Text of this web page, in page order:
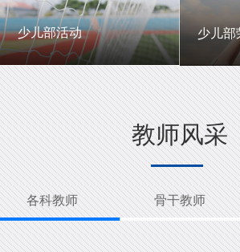
少儿部简介
少儿部活动
少儿部活动
少儿部
少
教师风采
各科教师 骨干教师